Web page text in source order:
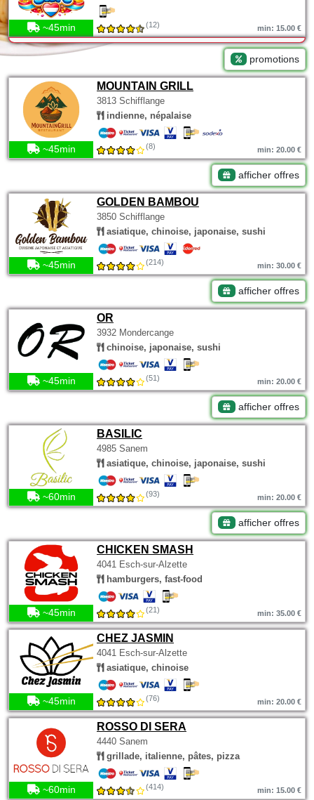
~45min (12) min: 15.00 €
promotions
MOUNTAIN GRILL
3813 Schifflange
indienne, népalaise
~45min (8) min: 20.00 €
afficher offres
GOLDEN BAMBOU
3850 Schifflange
asiatique, chinoise, japonaise, sushi
~45min (214) min: 30.00 €
afficher offres
OR
3932 Mondercange
chinoise, japonaise, sushi
~45min (51) min: 20.00 €
afficher offres
BASILIC
4985 Sanem
asiatique, chinoise, japonaise, sushi
~60min (93) min: 20.00 €
afficher offres
CHICKEN SMASH
4041 Esch-sur-Alzette
hamburgers, fast-food
~45min (21) min: 35.00 €
CHEZ JASMIN
4041 Esch-sur-Alzette
asiatique, chinoise
~45min (76) min: 20.00 €
ROSSO DI SERA
4440 Sanem
grillade, italienne, pâtes, pizza
~60min (414) min: 15.00 €